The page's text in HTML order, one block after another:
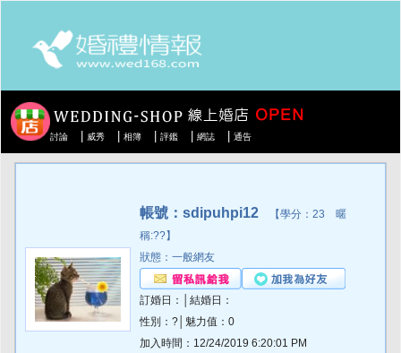
討論 威秀 相簿 評鑑 網誌 通告
帳號：sdipuhpi12 【學分：23 暱
稱:??】
狀態：一般網友
訂婚日：│結婚日：
性別：?│魅力值：0
加入時間：12/24/2019 6:20:01 PM